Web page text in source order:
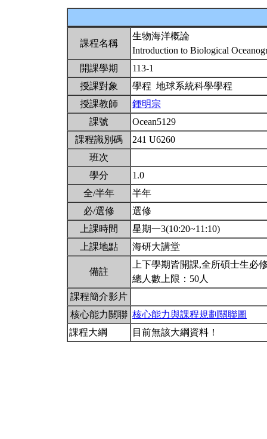
課程名稱
生物海洋概論
Introduction to Biological
開課學期
113-1
授課對象
學程 地球系統科學學程
授課教師
鍾明宗
課號
Ocean5129
課程識別碼
241 U6260
班次
學分
1.0
全/半年
半年
必/選修
選修
上課時間
星期一3(10:20~11:10)
上課地點
海研大講堂
備註
上下學期皆開課,全所碩士生必
總人數上限：50人
課程簡介影片
核心能力關聯 核心能力與課程規劃關聯圖
課程大綱
目前無該大綱資料！